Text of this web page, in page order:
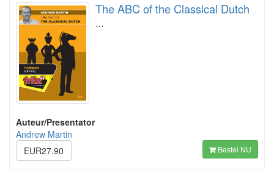
The ABC of the Classical Dutch
…
Auteur/Presentator
Andrew Martin
EUR27.90
Bestel NU